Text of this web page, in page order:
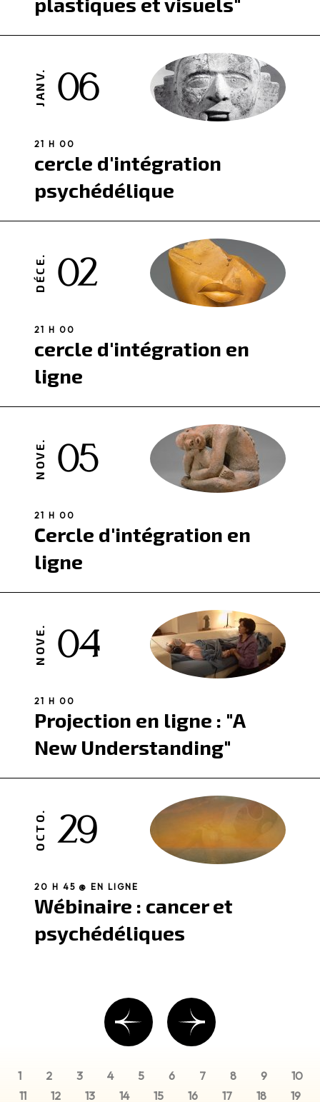
JANV. 06
21 H 00
cercle d'intégration
psychédélique
DÉCE. 02
21 H 00
cercle d'intégration en
ligne
NOVE. 05
21 H 00
Cercle d'intégration en
ligne
NOVE. 04
21 H 00
Projection en ligne : "A
New Understanding"
OCTO. 29
20 H 45 @ EN LIGNE
Wébinaire : cancer et
psychédéliques
1 2 3 4 5 6 7 8 9
10
11
12 13 14 15 16 17 18
19